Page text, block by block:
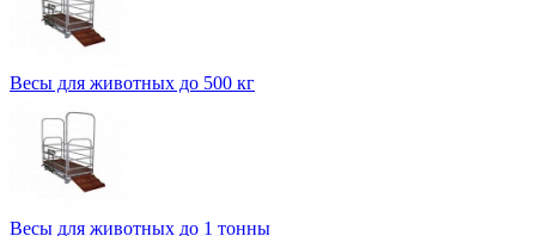
Весы для животных до 500 кг
Весы для животных до 1 тонны